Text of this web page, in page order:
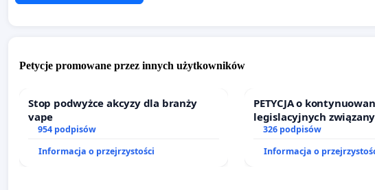
Petycje promowane przez innych użytkowników
Stop podwyżce akcyzy dla branży
vape
954 podpisów
Informacja o przejrzystości
PETYCJA o
legislacyjnych
prawa rodzinnego
326 podpisów
Informacja o